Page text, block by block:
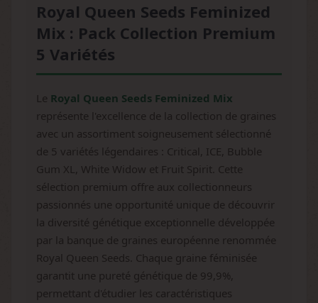
Royal Queen Seeds Feminized
Mix : Pack Collection Premium
5 Variétés
Le Royal Queen Seeds Feminized Mix
représente l'excellence de la collection de graines
avec un assortiment soigneusement sélectionné
de 5 variétés légendaires : Critical, ICE, Bubble
Gum XL, White Widow et Fruit Spirit. Cette
sélection premium offre aux collectionneurs
passionnés une opportunité unique de découvrir
la diversité génétique exceptionnelle développée
par la banque de graines européenne renommée
Royal Queen Seeds. Chaque graine féminisée
garantit une pureté génétique de 99,9%,
permettant d'étudier les caractéristiques